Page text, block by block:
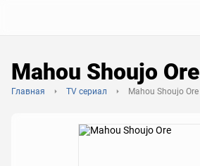
Mahou Shoujo Ore
Главная TV сериал Mahou Shoujo Ore